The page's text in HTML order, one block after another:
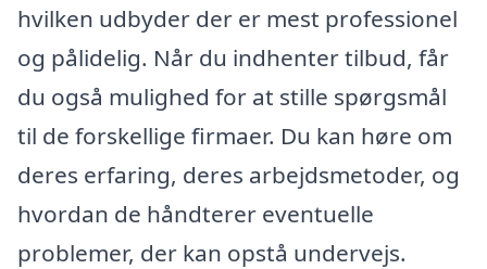
hvilken udbyder der er mest professionel
og pålidelig. Når du indhenter tilbud, får
du også mulighed for at stille spørgsmål
til de forskellige firmaer. Du kan høre om
deres erfaring, deres arbejdsmetoder, og
hvordan de håndterer eventuelle
problemer, der kan opstå undervejs.